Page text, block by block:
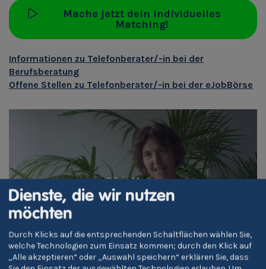
Mache jetzt dein individuelles
Matching!
Informationen zu Telefonberater/-in bei der
Berufsberatung
Offene Stellen zu Telefonberater/-in bei der eJobBörse
Silvia Moser
Telefonberater/-in
DE
Dienste, die wir nutzen
möchten
Durch Klicks auf die entsprechenden Schaltflächen wählen Sie,
welche Technologien zum Einsatz kommen; durch den Klick auf
„Alle akzeptieren“ oder „Auswahl speichern“ erklären Sie, dass